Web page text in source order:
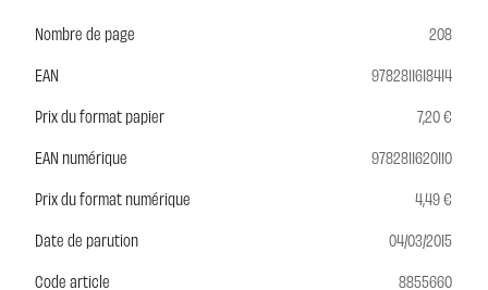
Nombre de page
208
EAN
9782811618414
Prix du format papier
7,20 €
EAN numérique
9782811620110
Prix du format numérique
4,49 €
Date de parution
04/03/2015
Code article
8855660